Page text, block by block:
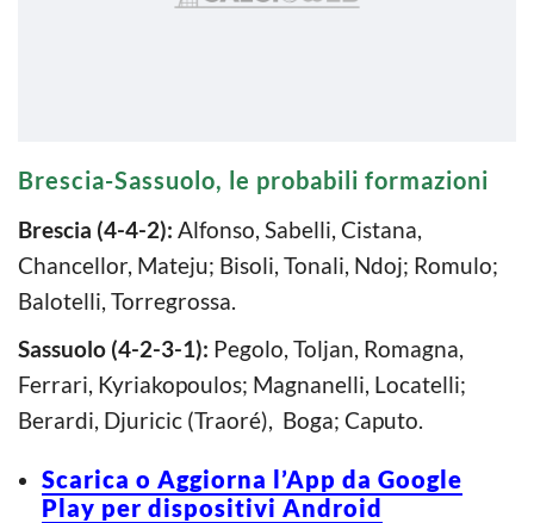
Brescia-Sassuolo, le probabili formazioni
Brescia (4-4-2): Alfonso, Sabelli, Cistana,
Chancellor, Mateju; Bisoli, Tonali, Ndoj; Romulo;
Balotelli, Torregrossa.
Sassuolo (4-2-3-1): Pegolo, Toljan, Romagna,
Ferrari, Kyriakopoulos; Magnanelli, Locatelli;
Berardi, Djuricic (Traoré), Boga; Caputo.
Scarica o Aggiorna l’App da Google
Play per dispositivi Android